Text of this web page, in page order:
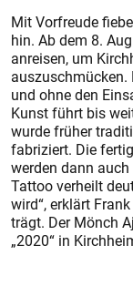
Mit Vorfreude
hin. Ab dem 8.
anreisen, um
auszuschmücken.
und ohne den
Kunst führt bis
wurde früher
fabriziert. Die
werden dann
Tattoo verheilt
wird“, erklärt
trägt. Der Mönch
„2020“ in